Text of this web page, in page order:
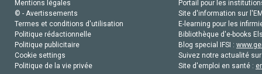
Mentions légales
© - Avertissements
Termes et conditions d'utilisation
Politique rédactionnelle
Politique publicitaire
Cookie settings
Politique de la vie privée
Portail pour les
Site d'information sur
E-learning pour les
Bibliothèque d'e-books
Blog special IFSI :
Suivez notre actualité
Site d'emploi en santé :